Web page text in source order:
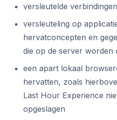
versleutelde
versleuteling op
hervatconcepten en
die op de server worden
een apart lokaal
hervatten, zoals
Last Hour Experience
opgeslagen